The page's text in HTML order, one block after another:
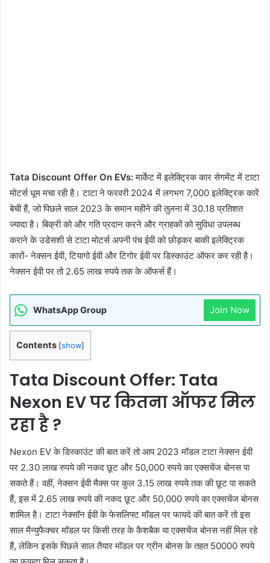
Tata Discount Offer On EVs:मार्केट में इलेक्ट्रिक कार सेगमेंट में टाटा
मोटर्स धूम मचा रही है। टाटा ने फरवरी 2024 में लगभग 7,000 इलेक्ट्रिक कारें
बेची हैं, जो पिछले साल 2023 के समान महीने की तुलना में 30.18 प्रतिशत
ज्यादा है। बिक्री को और गति प्रदान करने और ग्राहकों को सुविधा उपलब्ध
कराने के उडेसशी से टाटा मोटर्स अपनी पंच ईवी को छोड़कर बाकी इलेक्ट्रिक
कारों- नेक्सन ईवी, टियागो ईवी और टिगोर ईवी पर डिस्काउंट ऑफर कर रही है।
नेक्सन ईवी पर तो 2.65 लाख रुपये तक के ऑफर्स हैं।
WhatsApp Group Join Now
Contents [show]
Tata Discount Offer: Tata
Nexon EV पर कितना ऑफर मिल
रहा है ?
Nexon EV के डिस्काउंट की बात करें तो आप 2023 मॉडल टाटा नेक्सन ईवी
पर 2.30 लाख रुपये की नकद छूट और 50,000 रुपये का एक्सचेंज बोनस पा
सकते हैं। वहीं, नेक्सन ईवी मैक्स पर कुल 3.15 लाख रुपये तक की छूट पा सकते
हैं, इस में 2.65 लाख रुपये की नकद छूट और 50,000 रुपये का एक्सचेंज बोनस
शामिल है। टाटा नेक्सॉन ईवी के फेसलिफ्ट मॉडल पर फायदे की बात करें तो इस
साल मैन्युफैक्चर मॉडल पर किसी तरह के कैशबैक या एक्सचेंज बोनस नहीं मिल रहे
हैं, लेकिन इसके पिछले साल तैयार मॉडल पर ग्रीन बोनस के तहत 50000 रुपये